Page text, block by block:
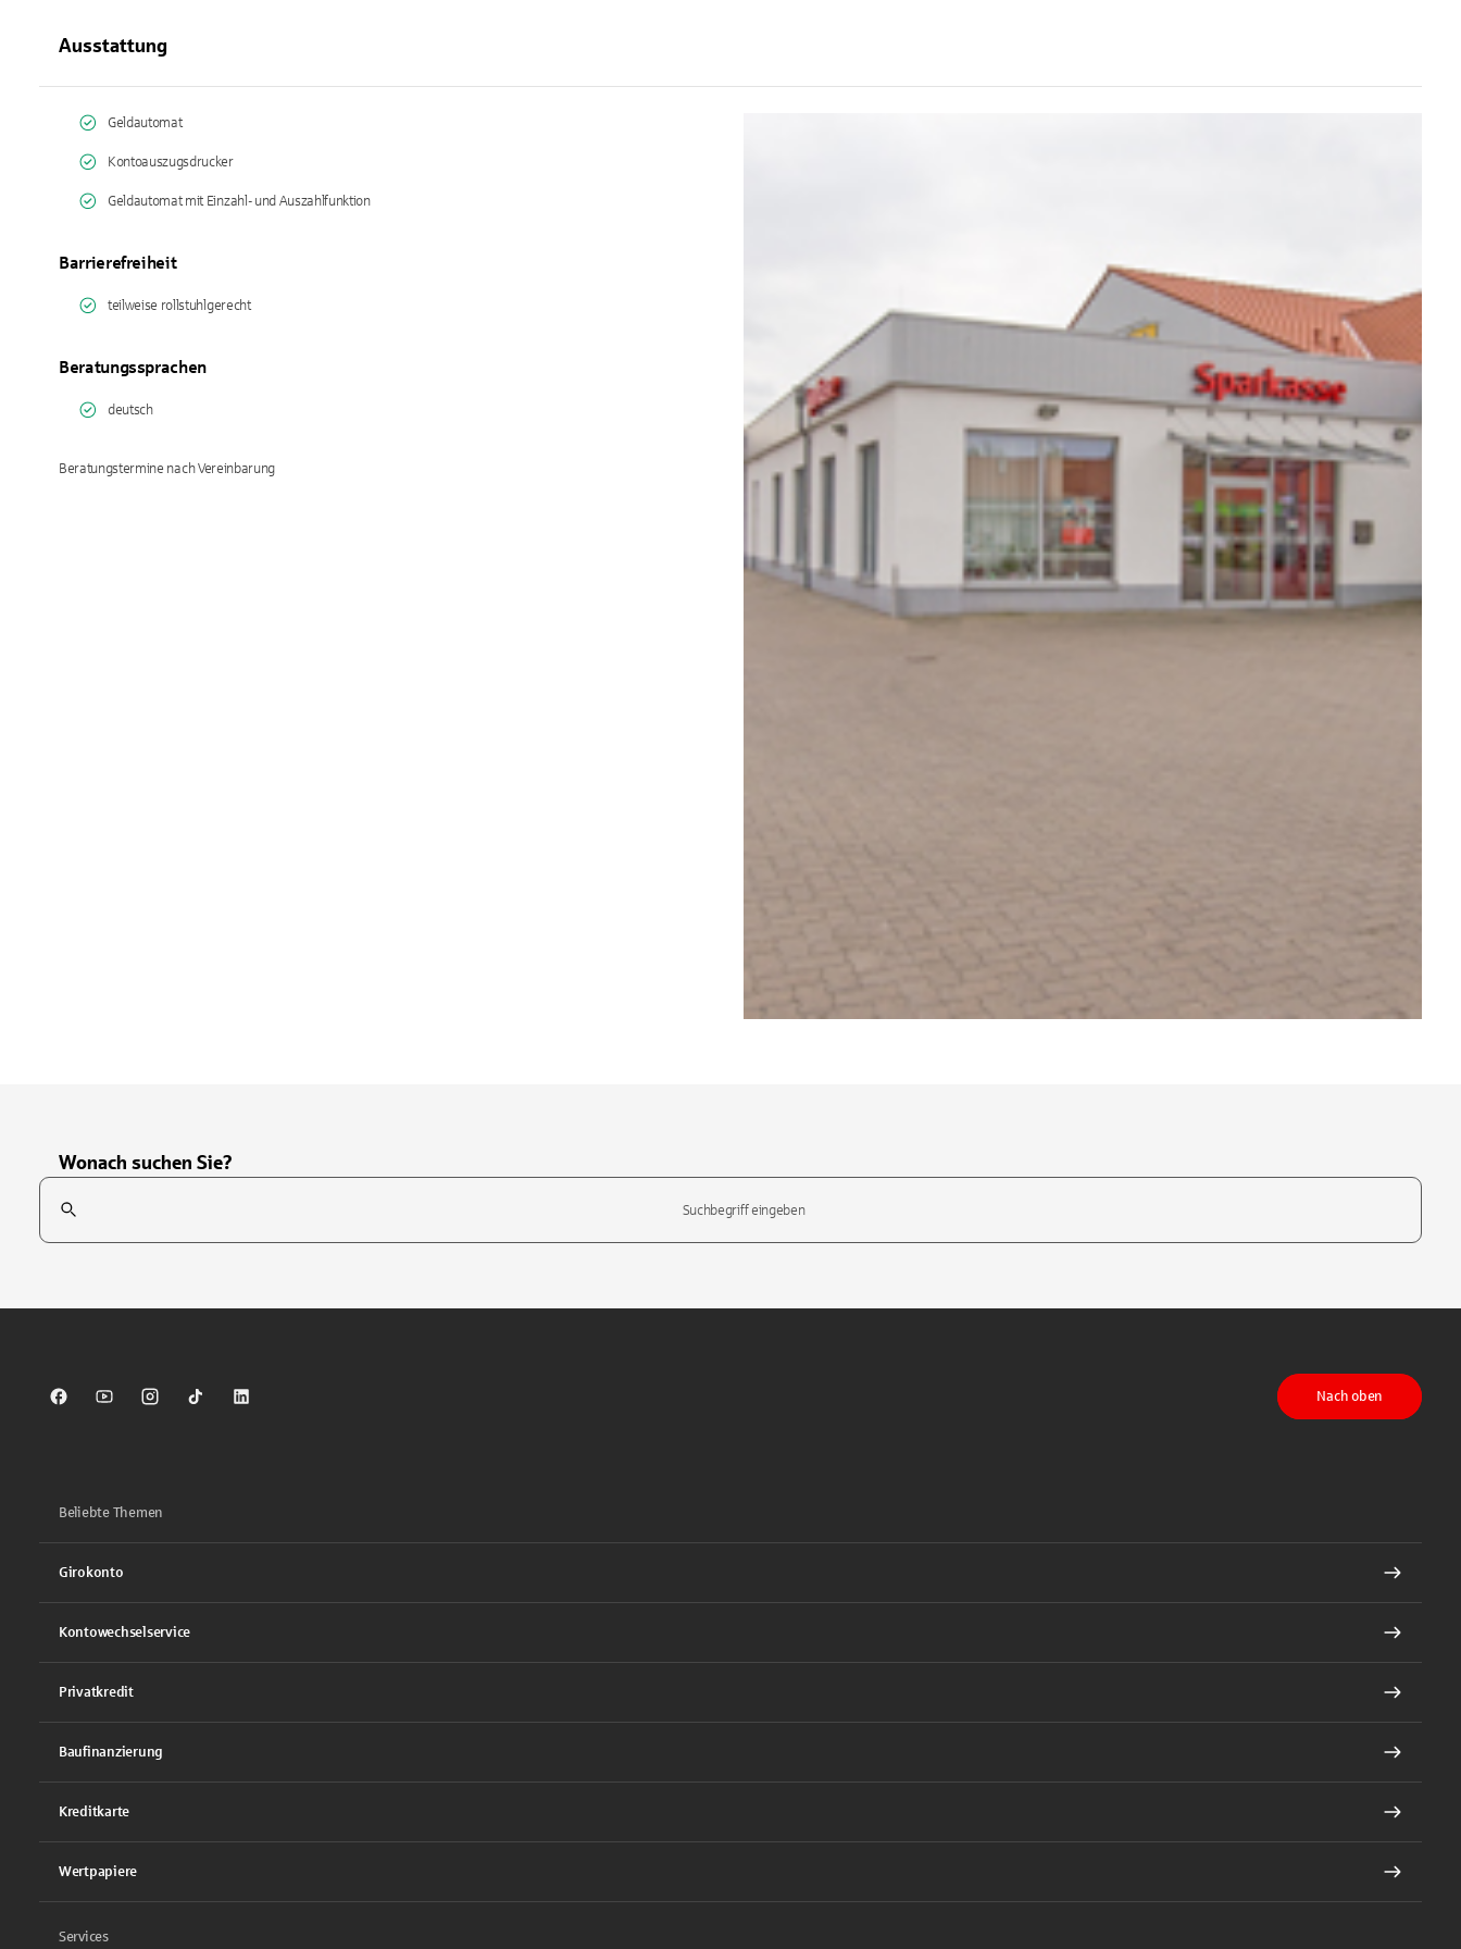
Ausstattung
Geldautomat
Kontoauszugsdrucker
Geldautomat mit Einzahl- und Auszahlfunktion
Barrierefreiheit
teilweise rollstuhlgerecht
Beratungssprachen
deutsch
Beratungstermine nach Vereinbarung
Wonach suchen Sie?
Suchfeld
Sparkasse auf Facebook
Sparkasse auf Youtube
Sparkasse auf Instagram
Sparkasse auf TikTok
Sparkasse auf LinkedIn
Nach oben
Beliebte Themen
Girokonto
Kontowechselservice
Privatkredit
Baufinanzierung
Kreditkarte
Wertpapiere
Services